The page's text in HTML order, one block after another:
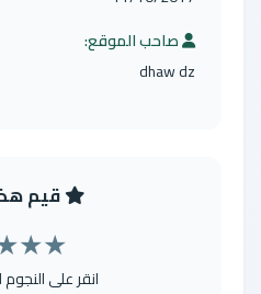
صاحب الموقع:
dhaw dz
قيم
★
★
انقر على